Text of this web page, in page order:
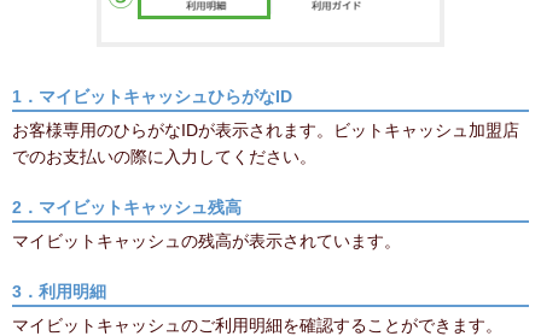
1．マイビットキャッシュひらがなID
お客様専用のひらがなIDが表示されます。ビットキャッシュ加盟店
でのお支払いの際に入力してください。
2．マイビットキャッシュ残高
マイビットキャッシュの残高が表示されています。
3．利用明細
マイビットキャッシュのご利用明細を確認することができます。